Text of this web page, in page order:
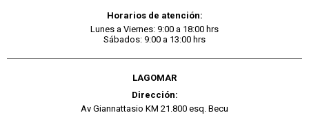
Horarios de atención:
Lunes a Viernes: 9:00 a 18:00 hrs
Sábados: 9:00 a 13:00 hrs
LAGOMAR
Dirección:
Av Giannattasio KM 21.800 esq. Becu